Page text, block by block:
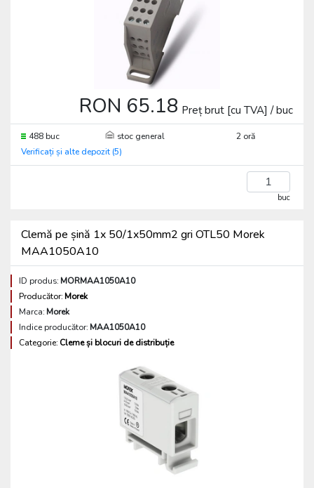
RON 65.18 Preț brut [cu TVA] / buc
488 buc stoc general
2 oră
Verificați și alte depozit (5)
buc
Clemă pe șină 1x 50/1x50mm2 gri OTL50 Morek
MAA1050A10
ID produs:MORMAA1050A10
Producător:Morek
Marca:Morek
Indice producător:MAA1050A10
Categorie: Cleme și blocuri de distribuție